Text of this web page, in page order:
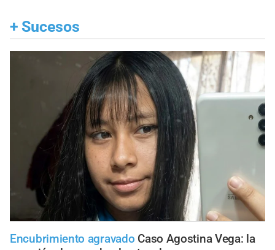
+ Sucesos
Encubrimiento agravado Caso Agostina Vega: la